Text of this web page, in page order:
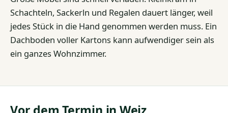
Schachteln, Sackerln und Regalen dauert länger, weil
jedes Stück in die Hand genommen werden muss. Ein
Dachboden voller Kartons kann aufwendiger sein als
ein ganzes Wohnzimmer.